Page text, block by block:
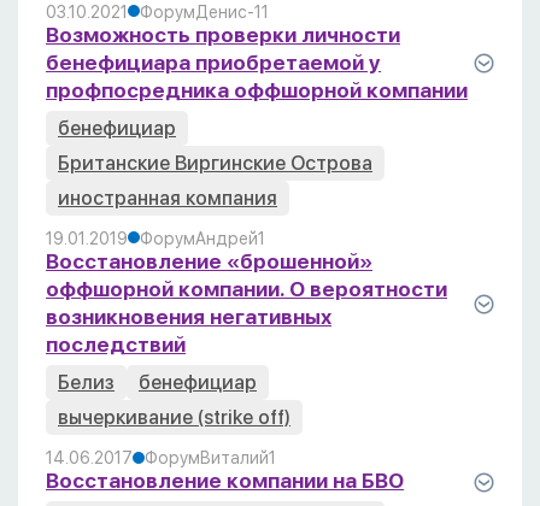
03.10.2021 ФорумДенис-11
Возможность проверки личности
бенефициара приобретаемой у
профпосредника оффшорной компании
бенефициар
Британские Виргинские Острова
иностранная компания
19.01.2019 ФорумАндрей1
Восстановление «брошенной»
оффшорной компании. О вероятности
возникновения негативных
последствий
Белиз
бенефициар
вычеркивание (strike off)
14.06.2017 ФорумВиталий1
Восстановление компании на БВО